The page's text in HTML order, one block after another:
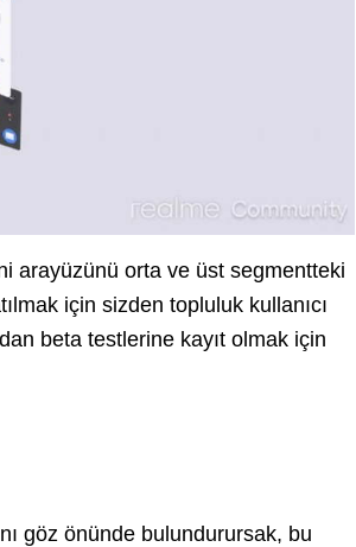
arayüzünü orta ve üst segmentteki
için sizden topluluk kullanıcı
beta testlerine kayıt olmak için
göz önünde bulundurursak, bu